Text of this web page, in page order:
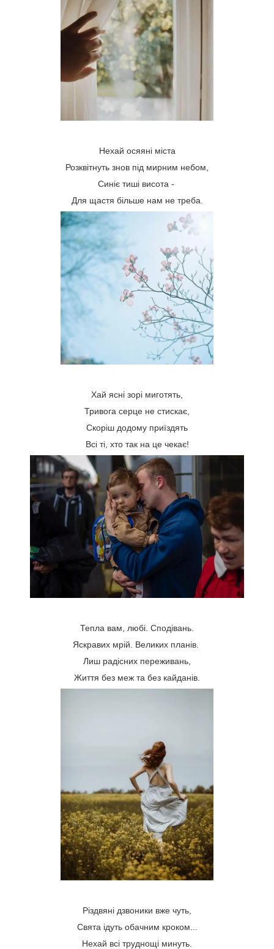
Нехай осяяні міста
Розквітнуть знов під мирним небом,
Синіє тиші висота -
Для щастя більше нам не треба.
Хай ясні зорі миготять,
Тривога серце не стискає,
Скоріш додому приїздять
Всі ті, хто так на це чекає!
Тепла вам, любі. Сподівань.
Яскравих мрій. Великих планів.
Лиш радісних переживань,
Життя без меж та без кайданів.
Різдвяні дзвоники вже чуть,
Свята ідуть обачним кроком...
Нехай всі труднощі минуть.